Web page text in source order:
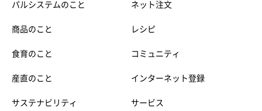
パルシステムのこと
商品のこと
食育のこと
産直のこと
サステナビリティ
ネット注文
レシピ
コミュニティ
インターネット登録
サービス